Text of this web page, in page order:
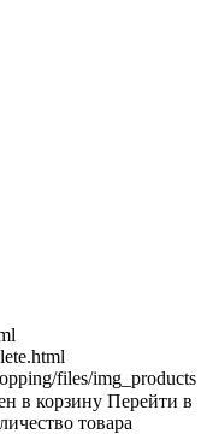
files/img_products
в корзину Перейти в
товара